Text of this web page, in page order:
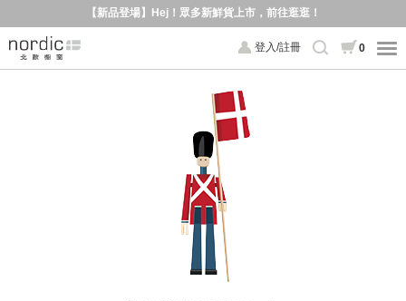
【新品登場】Hej！眾多新鮮貨上市，前往逛逛！
登入/註冊 0